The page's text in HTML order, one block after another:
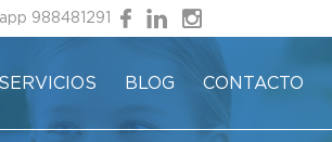
988481291
SERVICIOS BLOG CONTACTO